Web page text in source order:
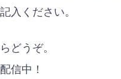
入ください。
どうぞ。
信中！